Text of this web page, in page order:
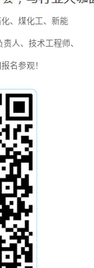
、煤化工、新能
人、技术工程师、
名参观！